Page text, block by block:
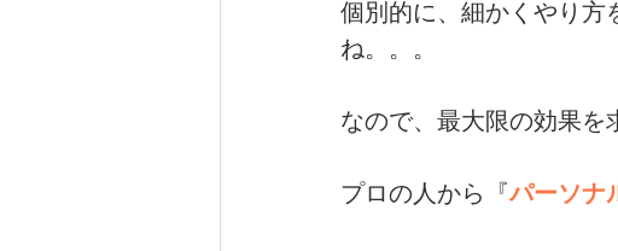
個別的に、細かくやり方
ね。。。
なので、最大限の効果を
プロの人から『パーソナ